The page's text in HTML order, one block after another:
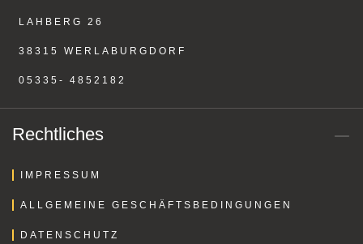
LAHBERG 26
38315 WERLABURGDORF
05335- 4852182
Rechtliches
IMPRESSUM
ALLGEMEINE GESCHÄFTSBEDINGUNGEN
DATENSCHUTZ